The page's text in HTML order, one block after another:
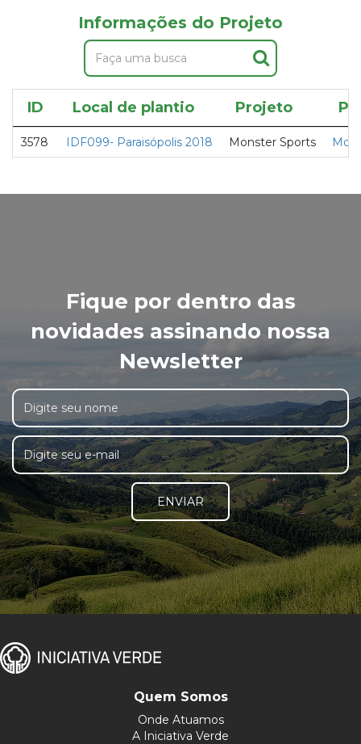
Informações do Projeto
ID Local de plantio Projeto
3578 IDF099- Paraisópolis 2018 Monster Sports
Fique por dentro das
novidades assinando nossa
Newsletter
ENVIAR
Quem Somos
Onde Atuamos
A Iniciativa Verde